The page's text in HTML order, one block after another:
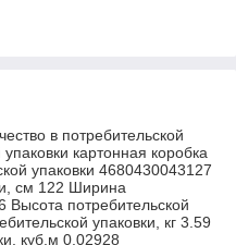
в потребительской
картонная коробка
упаковки 4680430043127
см 122 Ширина
Высота потребительской
упаковки, кг 3.59
куб.м 0.02928